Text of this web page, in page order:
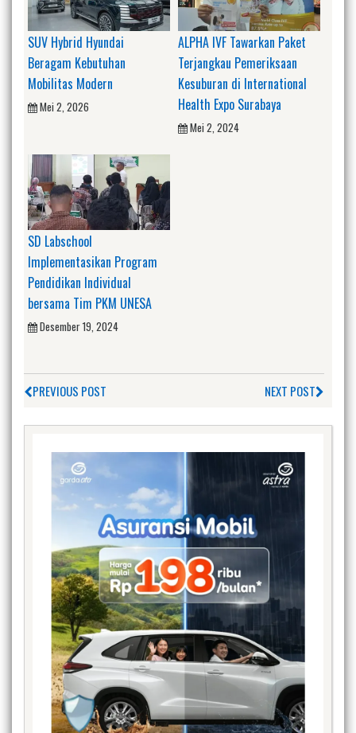
SUV Hybrid Hyundai
Beragam Kebutuhan
Mobilitas Modern
Mei 2, 2026
ALPHA IVF Tawarkan Paket
Terjangkau Pemeriksaan
Kesuburan di International
Health Expo Surabaya
Mei 2, 2024
SD Labschool
Implementasikan Program
Pendidikan Individual
bersama Tim PKM UNESA
Desember 19, 2024
PREVIOUS POST NEXT POST